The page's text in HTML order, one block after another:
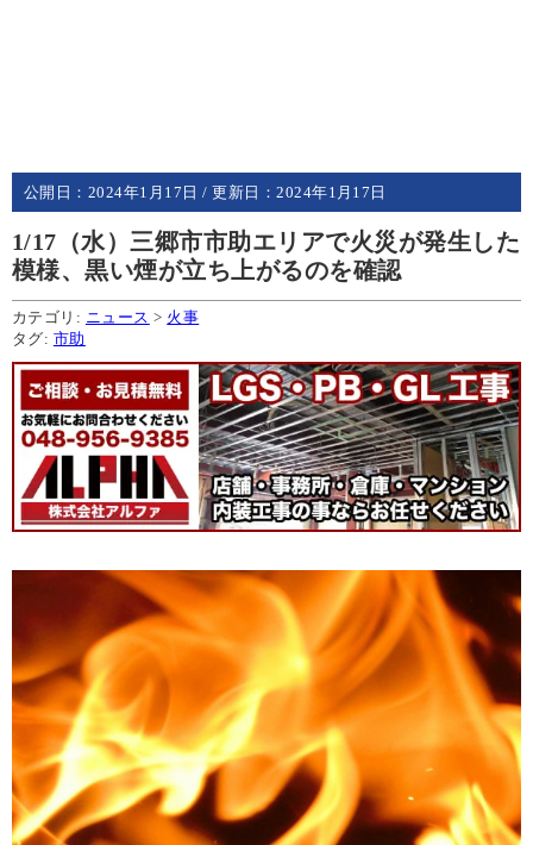
公開日： 2024年1月17日 / 更新日：2024年1月17日
1/17（水）三郷市市助エリアで火災が発生した
模様、黒い煙が立ち上がるのを確認
カテゴリ: ニュース > 火事
タグ: 市助